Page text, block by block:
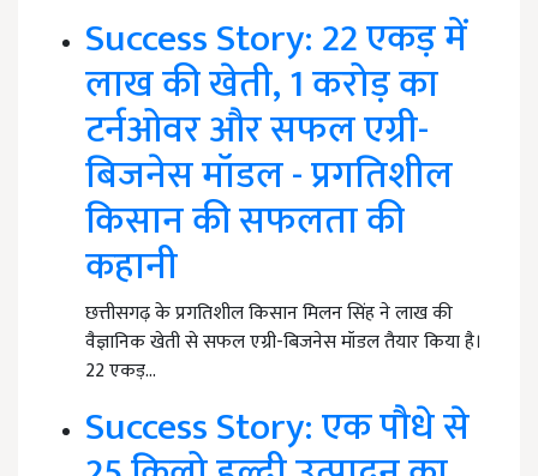
Success Story: 22 एकड़ में
लाख की खेती, 1 करोड़ का
टर्नओवर और सफल एग्री-
बिजनेस मॉडल - प्रगतिशील
किसान की सफलता की
कहानी
छत्तीसगढ़ के प्रगतिशील किसान मिलन सिंह ने लाख की
वैज्ञानिक खेती से सफल एग्री-बिजनेस मॉडल तैयार किया है।
22 एकड़…
Success Story: एक पौधे से